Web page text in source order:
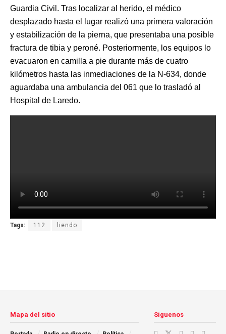
Guardia Civil. Tras localizar al herido, el médico
desplazado hasta el lugar realizó una primera valoración
y estabilización de la pierna, que presentaba una posible
fractura de tibia y peroné. Posteriormente, los equipos lo
evacuaron en camilla a pie durante más de cuatro
kilómetros hasta las inmediaciones de la N-634, donde
aguardaba una ambulancia del 061 que lo trasladó al
Hospital de Laredo.
Tags: 112 liendo
Mapa del sitio Síguenos